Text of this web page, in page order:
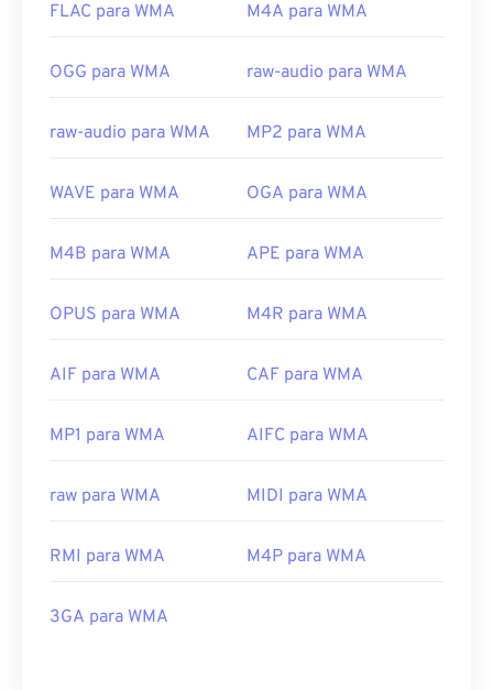
FLAC para WMA M4A para WMA
OGG para WMA raw-audio para WMA
raw-audio para WMA MP2 para WMA
WAVE para WMA OGA para WMA
M4B para WMA APE para WMA
OPUS para WMA M4R para WMA
AIF para WMA CAF para WMA
MP1 para WMA AIFC para WMA
raw para WMA MIDI para WMA
RMI para WMA M4P para WMA
3GA para WMA